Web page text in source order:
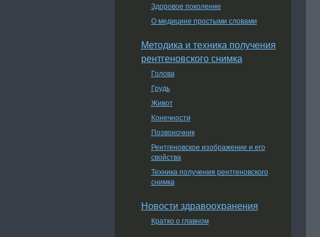
Здоровое поколение
О медицине простыми словами
Методика и техника получения
рентгеновского снимка
Голова
Грудь
Живот
Конечности
Позвоночник
Рентгеновское изображение и его
свойства
Техника получения рентгеновского
снимка
Новости здравоохранения
Кратко о главном